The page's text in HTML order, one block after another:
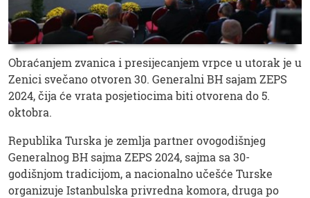
Obraćanjem zvanica i presijecanjem vrpce u utorak je u
Zenici svečano otvoren 30. Generalni BH sajam ZEPS
2024, čija će vrata posjetiocima biti otvorena do 5.
oktobra.
Republika Turska je zemlja partner ovogodišnjeg
Generalnog BH sajma ZEPS 2024, sajma sa 30-
godišnjom tradicijom, a nacionalno učešće Turske
organizuje Istanbulska privredna komora, druga po